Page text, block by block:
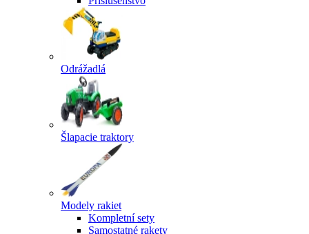
Odrážadlá
Šlapacie traktory
Modely rakiet
Kompletní sety
Samostatné rakety